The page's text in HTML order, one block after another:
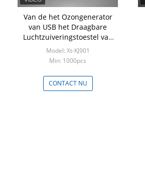
Van de het Ozongenerator
van USB het Draagbare
Luchtzuiveringstoestel van
Mini Car Air Purifier Anion
Model: Xt-KJ901
Min: 1000pcs
CONTACT NU